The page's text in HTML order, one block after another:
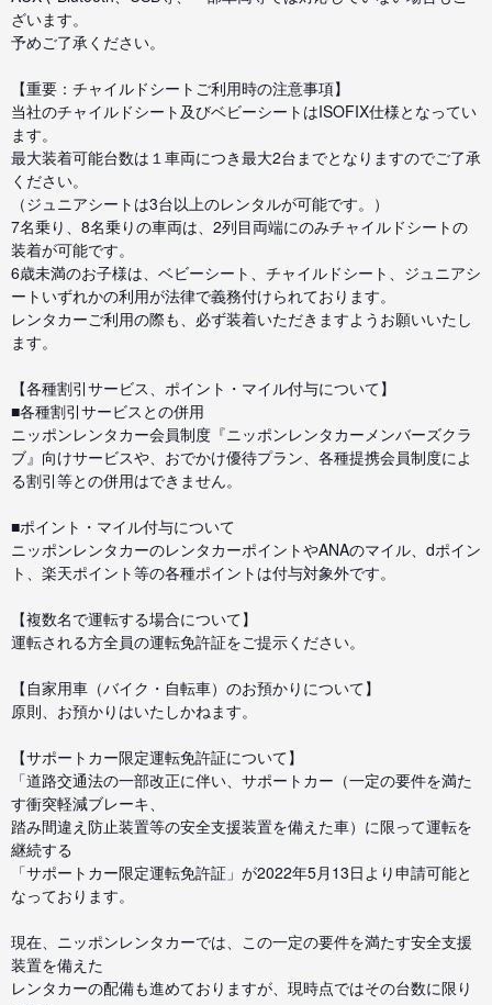
ざいます。
予めご了承ください。
【重要：チャイルドシートご利用時の注意事項】
当社のチャイルドシート及びベビーシートはISOFIX仕様となってい
ます。
最大装着可能台数は１車両につき最大2台までとなりますのでご了承
ください。
（ジュニアシートは3台以上のレンタルが可能です。）
7名乗り、8名乗りの車両は、2列目両端にのみチャイルドシートの
装着が可能です。
6歳未満のお子様は、ベビーシート、チャイルドシート、ジュニアシ
ートいずれかの利用が法律で義務付けられております。
レンタカーご利用の際も、必ず装着いただきますようお願いいたし
ます。
【各種割引サービス、ポイント・マイル付与について】
■各種割引サービスとの併用
ニッポンレンタカー会員制度『ニッポンレンタカーメンバーズクラ
ブ』向けサービスや、おでかけ優待プラン、各種提携会員制度によ
る割引等との併用はできません。
■ポイント・マイル付与について
ニッポンレンタカーのレンタカーポイントやANAのマイル、dポイン
ト、楽天ポイント等の各種ポイントは付与対象外です。
【複数名で運転する場合について】
運転される方全員の運転免許証をご提示ください。
【自家用車（バイク・自転車）のお預かりについて】
原則、お預かりはいたしかねます。
【サポートカー限定運転免許証について】
「道路交通法の一部改正に伴い、サポートカー（一定の要件を満た
す衝突軽減ブレーキ、
踏み間違え防止装置等の安全支援装置を備えた車）に限って運転を
継続する
「サポートカー限定運転免許証」が2022年5月13日より申請可能と
なっております。
現在、ニッポンレンタカーでは、この一定の要件を満たす安全支援
装置を備えた
レンタカーの配備も進めておりますが、現時点ではその台数に限り